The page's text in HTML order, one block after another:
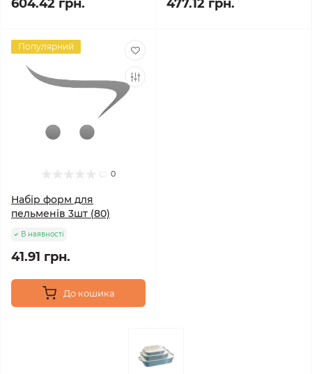
604.42 грн. 477.12 грн.
Популярний
0
Набір форм для
пельменів 3шт (80)
В наявності
41.91 грн.
До кошика